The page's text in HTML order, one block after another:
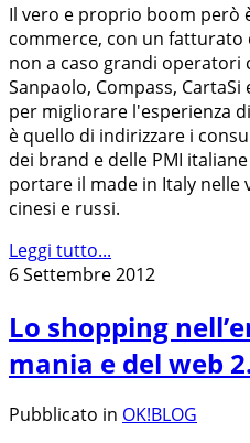
Il vero e proprio boom però
commerce, con un fatturato
non a caso grandi operatori
Sanpaolo, Compass,
per migliorare l'esperienza
è quello di indirizzare i
dei brand e delle PMI
portare il made in Italy
cinesi e russi.
Leggi tutto...
6 Settembre 2012
Lo shopping
mania e del web
Pubblicato in OK!BLOG